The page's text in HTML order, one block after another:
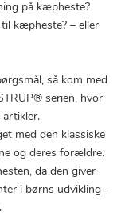
på kæpheste?
kæpheste? – eller
så kom med
serien, hvor
artikler.
med den klassiske
og deres forældre.
da den giver
i børns udvikling -